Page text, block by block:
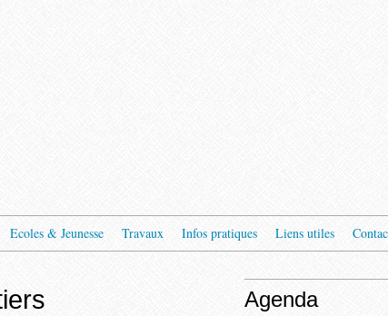
Ecoles & Jeunesse Travaux Infos pratiques Liens utiles
Agenda